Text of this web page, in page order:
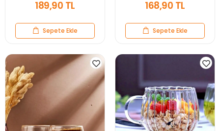
189,90 TL
Sepete Ekle
168,90 TL
Sepete Ekle